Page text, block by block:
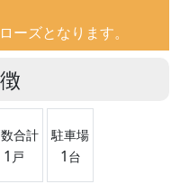
ーズとなります。
合計
1 戸
駐車場
1 台